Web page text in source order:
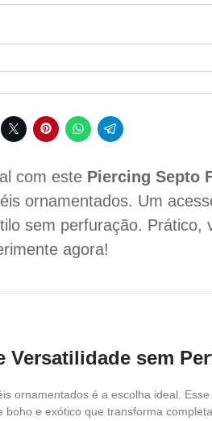
com este Piercing Septo
ornamentados. Um
sem perfuração. Prático,
agora!
sem
ornamentados é a escolha ideal.
e exótico que transforma